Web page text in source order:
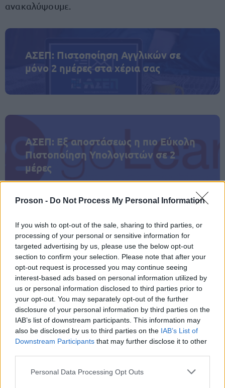
Proson - Do Not Process My Personal Information
If you wish to opt-out of the sale, sharing to third parties, or
processing of your personal or sensitive information for
targeted advertising by us, please use the below opt-out
section to confirm your selection. Please note that after your
opt-out request is processed you may continue seeing
interest-based ads based on personal information utilized by
us or personal information disclosed to third parties prior to
your opt-out. You may separately opt-out of the further
disclosure of your personal information by third parties on the
IAB’s list of downstream participants. This information may
also be disclosed by us to third parties on the IAB’s List of
Downstream Participants that may further disclose it to other
Please note that this website/app uses one or more Google
Personal Data Processing Opt Outs
ανακαλύψουμε.
ΑΣΕΠ: Πιστοποίηση Αγγλικών σε
μόνο 2 ημέρες στα χέρια σας
ΑΣΕΠ: Εξ αποστάσεως η πιο Εύκολη
Πιστοποίηση Υπολογιστών σε 2
μέρες
Μάθε πρώτος όλες τις σημαντικές
ειδήσεις.
Βάλε το proson.gr στα αποτελέσματα
αναζήτησης της Google
Δημοφιλείς Ειδήσεις
Τουρισμός για Όλους 2026: Voucher